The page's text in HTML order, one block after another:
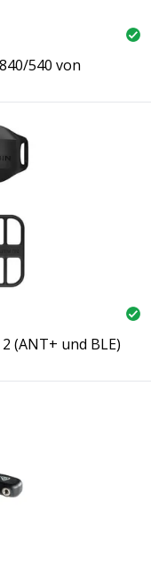
540 von
2 (ANT+ und BLE)